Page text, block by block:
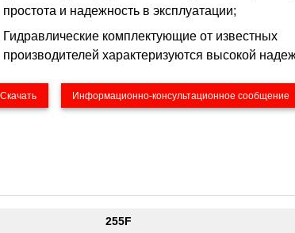
простота и надежность в эксплуатации;
Гидравлические комплектующие от известных
производителей характеризуются высокой
Скачать Информационно-консультационное сообщение
255F